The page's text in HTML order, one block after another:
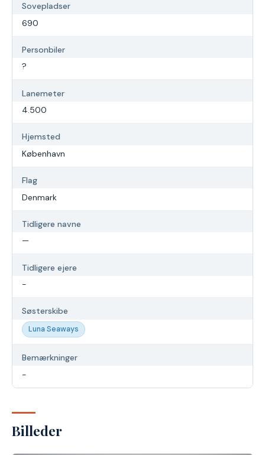
Sovepladser
690
Personbiler
?
Lanemeter
4.500
Hjemsted
København
Flag
Denmark
Tidligere navne
—
Tidligere ejere
-
Søsterskibe
Luna Seaways
Bemærkninger
-
Billeder